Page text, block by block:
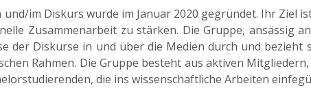
im Diskurs wurde im Januar 2020 gegründet. Ihr Ziel
Zusammenarbeit zu stärken. Die Gruppe, ansässig
der Diskurse in und über die Medien durch und
Rahmen. Die Gruppe besteht aus aktiven
die ins wissenschaftliche Arbeiten